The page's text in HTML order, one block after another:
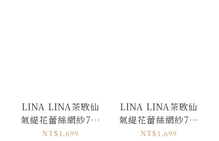
LINA LINA茶歇仙
氣緹花蕾絲網紗7穿
法洋裝-輕柔粉
NT$1,699
LINA LINA茶歇仙
氣緹花蕾絲網紗7穿
法洋裝-氣質杏
NT$1,699